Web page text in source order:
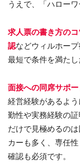
うえで、「ハロー
求人票の書き方のコ
認などウィルホー
最短で条件を満たし
面接への同席サポー
経営経験があるよ
勤性や実務経験の
だけで見極めるの
カーも多く、専任
確認も必須です。